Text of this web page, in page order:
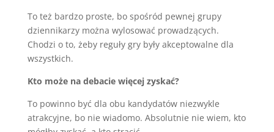
To też bardzo proste, bo spośród pewnej grupy
dziennikarzy można wylosować prowadzących.
Chodzi o to, żeby reguły gry były akceptowalne dla
wszystkich.
Kto może na debacie więcej zyskać?
To powinno być dla obu kandydatów niezwykle
atrakcyjne, bo nie wiadomo. Absolutnie nie wiem, kto